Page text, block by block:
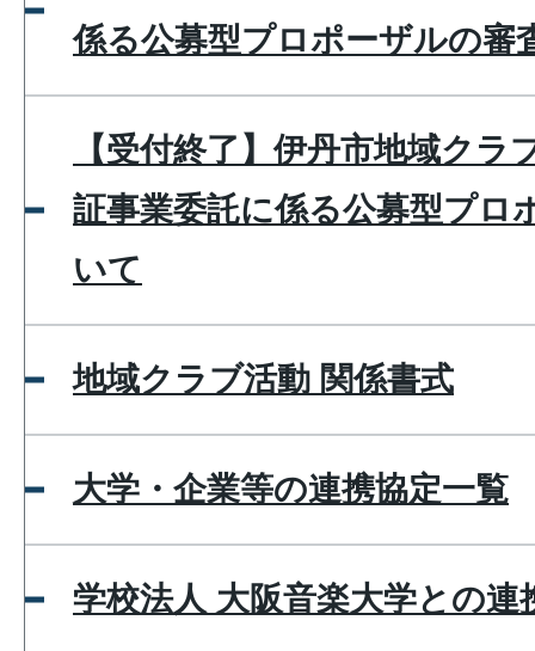
係る公募型プロポーザルの審
【受付終了】伊丹市地域クラ
証事業委託に係る公募型プロ
いて
地域クラブ活動 関係書式
大学・企業等の連携協定一覧
学校法人 大阪音楽大学との連